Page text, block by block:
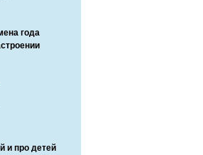
года
и про детей